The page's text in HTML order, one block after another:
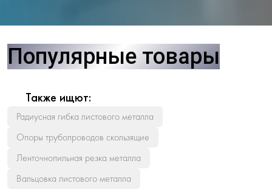
Популярные товары
Также ищют:
Радиусная гибка листового металла
Опоры трубопроводов скользящие
Ленточнопильная резка металла
Вальцовка листового металла